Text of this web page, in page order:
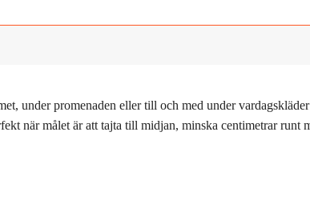
under promenaden eller till och med under
när målet är att tajta till midjan, minska centimetrar runt